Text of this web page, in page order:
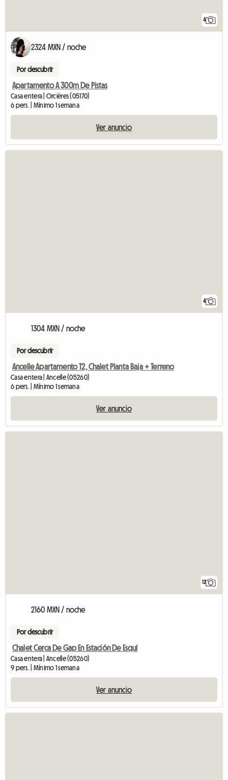
4
2324 MXN / noche
Por descubrir
Apartamento A 300m De Pistas
Casa entera | Orcières (05170)
6 pers. | Mínimo 1 semana
Ver anuncio
4
1304 MXN / noche
Por descubrir
Ancelle Apartamento T2, Chalet Planta Baja + Terreno
Casa entera | Ancelle (05260)
6 pers. | Mínimo 1 semana
Ver anuncio
12
2160 MXN / noche
Por descubrir
Chalet Cerca De Gap En Estación De Esquí
Casa entera | Ancelle (05260)
9 pers. | Mínimo 1 semana
Ver anuncio